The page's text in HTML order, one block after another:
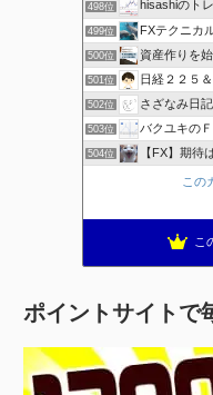
498位 hisashiのト
499位 FXテクニカ
500位 資産作りを
501位 日経２２５＆
502位 さざなみ日記
503位 バクユキの
504位 【FX】期待は
この
こ
ポイントサイトで